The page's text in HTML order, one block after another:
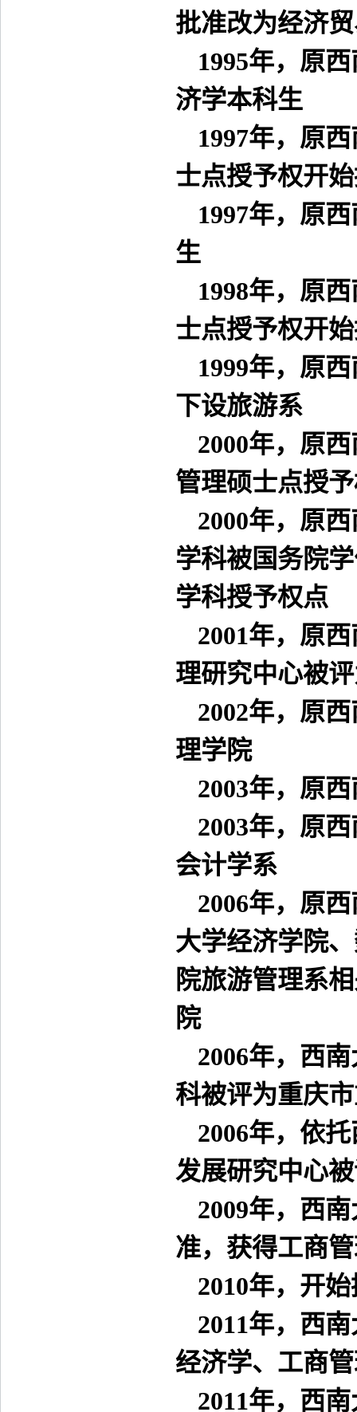
批准改为经济
1995年，原
济学本科生
1997年，原
士点授予权开
1997年，原
生
1998年，原
士点授予权开
1999年，原
下设旅游系
2000年，原
管理硕士点授
2000年，原
学科被国务院
学科授予权点
2001年，原
理研究中心被
2002年，原
理学院
2003年，原
2003年，原
会计学系
2006年，原
大学经济学院
院旅游管理系
院
2006年，西
科被评为重庆
2006年，依
发展研究中心
2009年，西
准，获得工商
2010年，开
2011年，西
经济学、工商
2011年，西